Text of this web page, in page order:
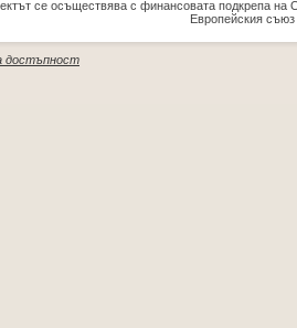
се осъществява с финансовата подкрепа на
Европейския
достъпност